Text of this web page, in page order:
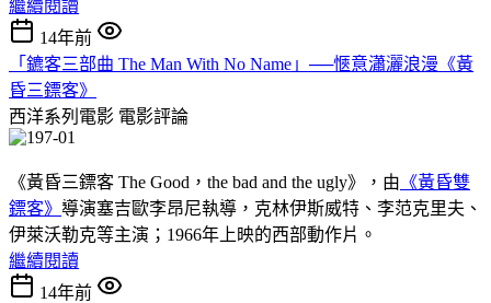
繼續閱讀
14年前
「鑣客三部曲 The Man With No Name」──愜意瀟灑浪漫《黃
昏三鏢客》
西洋系列電影 電影評論
《黃昏三鏢客 The Good，the bad and the ugly》，由 《黃昏雙
鏢客》 導演塞吉歐李昂尼執導，克林伊斯威特、李范克里夫、
伊萊沃勒克等主演；1966年上映的西部動作片。
繼續閱讀
14年前